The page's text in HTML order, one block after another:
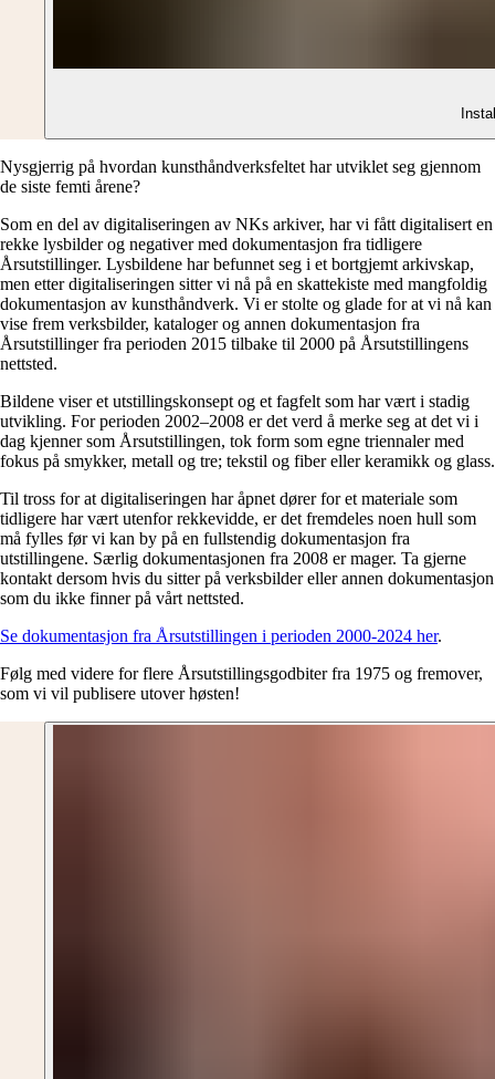
Nysgjerrig på hvordan kunsthåndverksfeltet har utviklet seg gjennom
de siste femti årene?
Som en del av digitaliseringen av NKs arkiver, har vi fått digitalisert en
rekke lysbilder og negativer med dokumentasjon fra tidligere
Årsutstillinger. Lysbildene har befunnet seg i et bortgjemt arkivskap,
men etter digitaliseringen sitter vi nå på en skattekiste med mangfoldig
dokumentasjon av kunsthåndverk. Vi er stolte og glade for at vi nå kan
vise frem verksbilder, kataloger og annen dokumentasjon fra
Årsutstillinger fra perioden 2015 tilbake til 2000 på Årsutstillingens
nettsted.
Bildene viser et utstillingskonsept og et fagfelt som har vært i stadig
utvikling. For perioden 2002–2008 er det verd å merke seg at det vi i
dag kjenner som Årsutstillingen, tok form som egne triennaler med
fokus på smykker, metall og tre; tekstil og fiber eller keramikk og glass.
Til tross for at digitaliseringen har åpnet dører for et materiale som
tidligere har vært utenfor rekkevidde, er det fremdeles noen hull som
må fylles før vi kan by på en fullstendig dokumentasjon fra
utstillingene. Særlig dokumentasjonen fra 2008 er mager. Ta gjerne
kontakt dersom hvis du sitter på verksbilder eller annen dokumentasjon
som du ikke finner på vårt nettsted.
Se dokumentasjon fra Årsutstillingen i perioden 2000-2024 her.
Følg med videre for flere Årsutstillingsgodbiter fra 1975 og fremover,
som vi vil publisere utover høsten!